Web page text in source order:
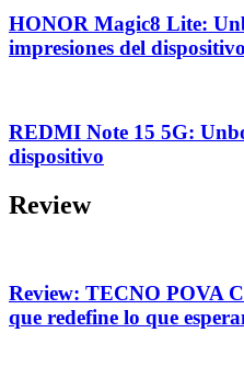
HONOR Magic8 Lite:
impresiones del dispositivo
REDMI Note 15 5G:
dispositivo
Review
Review: TECNO POVA
que redefine lo que